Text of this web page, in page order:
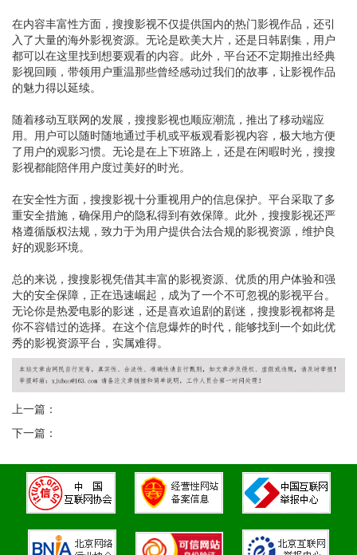
在内容丰富性方面，搜搜影视不仅提供国内的热门影视作品，还引
入了大量的海外影视资源。无论是欧美大片，还是日韩剧集，用户
都可以在这里找到想要观看的内容。此外，平台还不定期推出经典
影视回顾，带领用户重温那些曾经感动过我们的故事，让影视作品
的魅力得以延续。
随着移动互联网的发展，搜搜影视也顺应潮流，推出了移动端应
用。用户可以随时随地通过手机或平板观看影视内容，极大地方便
了用户的观影习惯。无论是在上下班路上，还是在闲暇时光，搜搜
影视都能陪伴用户度过美好的时光。
在安全性方面，搜搜影视十分重视用户的信息保护。平台采取了多
重安全措施，确保用户的隐私得到有效保障。此外，搜搜影视还严
格遵循版权法规，致力于为用户提供合法合规的影视资源，维护良
好的观影环境。
总的来说，搜搜影视凭借其丰富的影视资源、优质的用户体验和强
大的安全保障，正在迅速崛起，成为了一个不可忽视的影视平台。
无论你是热爱电影的影迷，还是喜欢追剧的剧迷，搜搜影视都将是
你不容错过的选择。在这个信息爆炸的时代，能够找到一个如此优
秀的影视资源平台，实属难得。
上一篇：
下一篇：